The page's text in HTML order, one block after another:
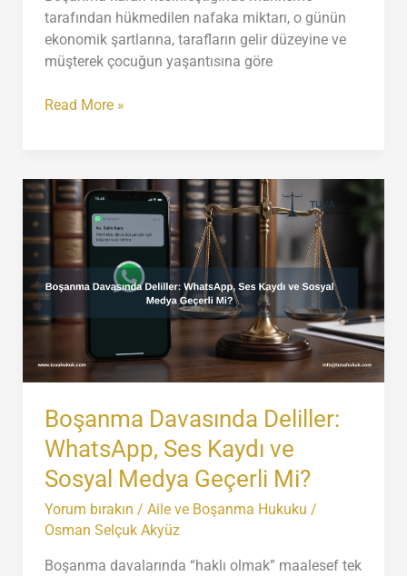
tarafından hükmedilen nafaka miktarı, o günün
ekonomik şartlarına, tarafların gelir düzeyine ve
müşterek çocuğun yaşantısına göre
Nafaka
Kaldırma
Davaları
Read More »
Boşanma Davasında Deliller:
WhatsApp, Ses Kaydı ve
Sosyal Medya Geçerli Mi?
Yorum bırakın / Aile ve Boşanma Hukuku /
Osman Selçuk Akyüz
Boşanma davalarında “haklı olmak” maalesef tek